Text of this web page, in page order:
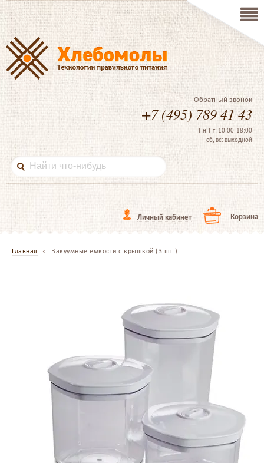
Обратный звонок
+7 (495) 789 41 43
Пн-Пт: 10:00-18:00
сб, вс: выходной
Личный кабинет Корзина
Главная Вакуумные ёмкости с крышкой (3 шт.)